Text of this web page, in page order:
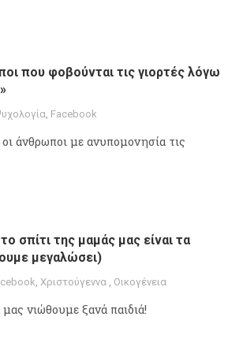
που φοβούνται τις γιορτές λόγω
Facebook
άνθρωποι με ανυπομονησία τις
σπίτι της μαμάς μας είναι τα
μεγαλώσει)
, Χριστούγεννα , Οικογένεια
νιώθουμε ξανά παιδιά!